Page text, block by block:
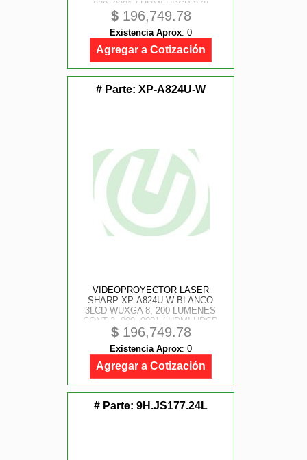
000, 0001 / HDMI-HDCP 2.2/
HDBASET / RJ45, DISPLAY PORT
W/ HDCP 20, 000 HRS REQUIERE
DE LENTE
$196,749.78
Existencia Aprox: 0
Agregar a Cotización
# Parte: XP-A824U-W
VIDEOPROYECTOR LASER
SHARP XP-A824U-W BLANCO
3LCD WUXGA 8, 200 LUMENES
CONT 3, 000, 0001 / HDMI-HDCP
2.2/ HDBASET / RJ45, DISPLAY
PORT W/ HDCP 20, 000 HRS
REQUIERE DE LENTE
$196,749.78
Existencia Aprox: 0
Agregar a Cotización
# Parte: 9H.JS177.24L